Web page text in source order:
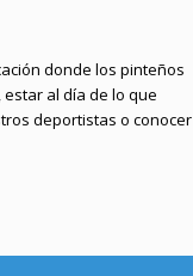
donde los pinteños
al día de lo que
deportistas o conocer